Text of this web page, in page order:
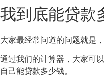
我到底能贷款
大家最经常问道的问题就是
通过我们的计算器，大家可
自己能贷款多少钱。